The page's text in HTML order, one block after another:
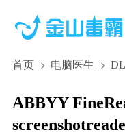
首页 电脑医生
ABBYY